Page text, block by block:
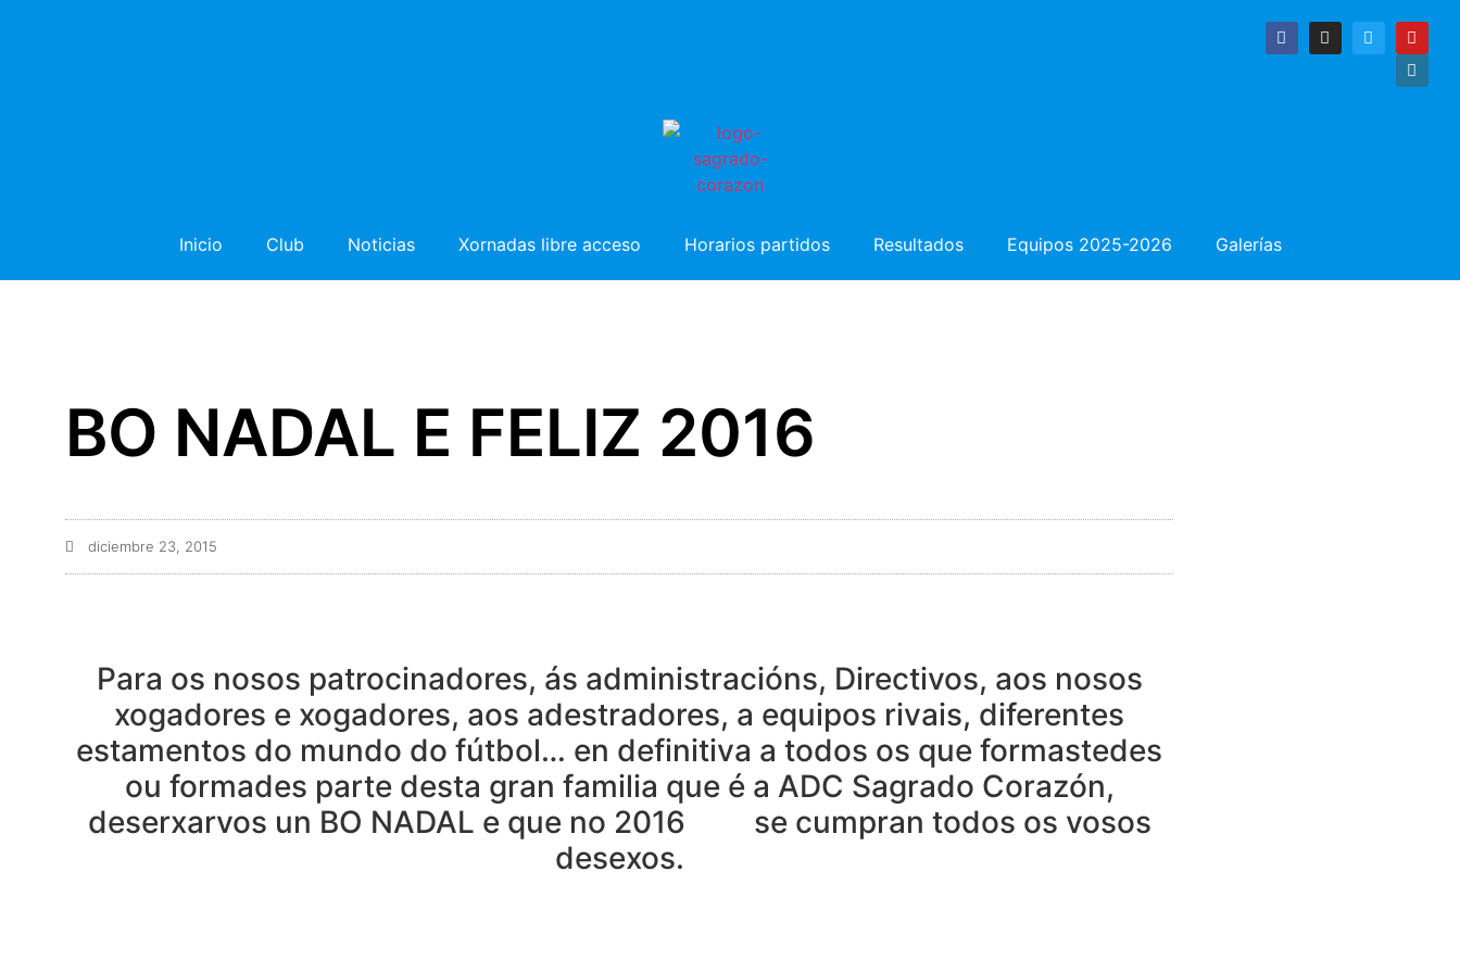
Inicio Club Noticias Xornadas libre acceso Horarios partidos Resultados Equipos 2025-2026 Galerías
BO NADAL E FELIZ 2016
diciembre 23, 2015
Para os nosos patrocinadores, ás administracións, Directivos, aos nosos
xogadores e xogadores, aos adestradores, a equipos rivais, diferentes
estamentos do mundo do fútbol… en definitiva a todos os que formastedes
ou formades parte desta gran familia que é a ADC Sagrado Corazón,
deserxarvos un BO NADAL e que no 2016 se cumpran todos os vosos
desexos.